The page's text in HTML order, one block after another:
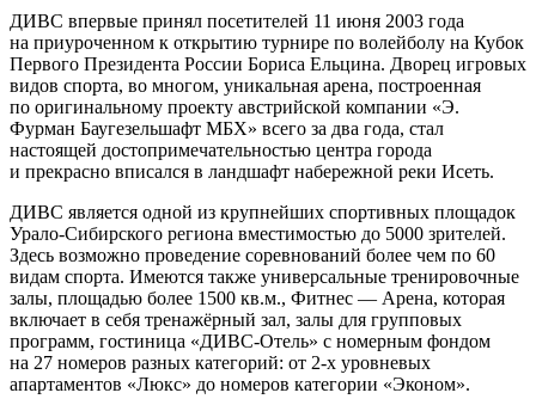
ДИВС впервые принял посетителей 11 июня 2003 года
на приуроченном к открытию турнире по волейболу на Кубок
Первого Президента России Бориса Ельцина. Дворец игровых
видов спорта, во многом, уникальная арена, построенная
по оригинальному проекту австрийской компании «Э.
Фурман Баугезельшафт МБХ» всего за два года, стал
настоящей достопримечательностью центра города
и прекрасно вписался в ландшафт набережной реки Исеть.
ДИВС является одной из крупнейших спортивных площадок
Урало-Сибирского региона вместимостью до 5000 зрителей.
Здесь возможно проведение соревнований более чем по 60
видам спорта. Имеются также универсальные тренировочные
залы, площадью более 1500 кв.м., Фитнес — Арена, которая
включает в себя тренажёрный зал, залы для групповых
программ, гостиница «ДИВС-Отель» c номерным фондом
на 27 номеров разных категорий: от 2-х уровневых
апартаментов «Люкс» до номеров категории «Эконом».